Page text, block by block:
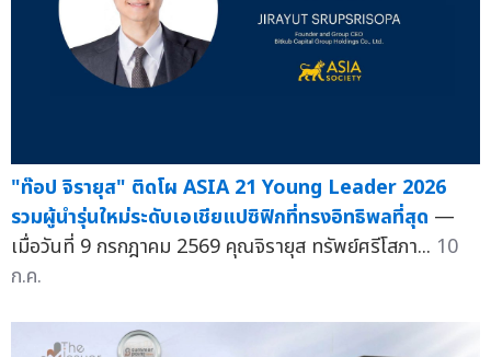
"ท๊อป จิรายุส" ติดโผ ASIA 21 Young Leader 2026
รวมผู้นำรุ่นใหม่ระดับเอเชียแปซิฟิกที่ทรงอิทธิพลที่สุด —
เมื่อวันที่ 9 กรกฎาคม 2569 คุณจิรายุส ทรัพย์ศรีโสภา... 10
ก.ค.